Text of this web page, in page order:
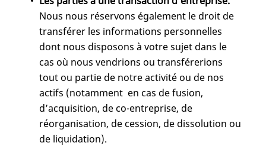
Nous nous réservons également le droit de
transférer les informations personnelles
dont nous disposons à votre sujet dans le
cas où nous vendrions ou transférerions
tout ou partie de notre activité ou de nos
actifs (notamment en cas de fusion,
d’acquisition, de co-entreprise, de
réorganisation, de cession, de dissolution ou
de liquidation).